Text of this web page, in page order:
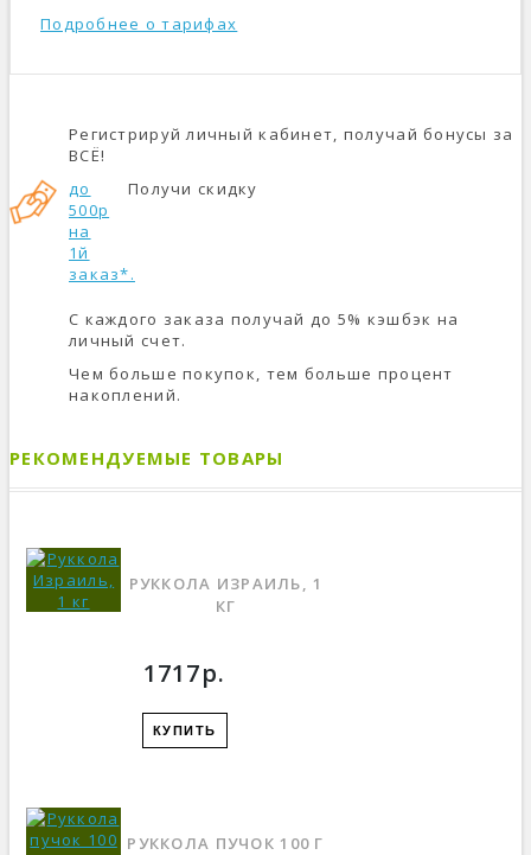
Подробнее о тарифах
Регистрируй личный кабинет, получай бонусы за
ВСЁ!
Получи скидку
до
500р
на
1й
заказ*.
С каждого заказа получай до 5% кэшбэк на
личный счет.
Чем больше покупок, тем больше процент
накоплений.
РЕКОМЕНДУЕМЫЕ ТОВАРЫ
РУККОЛА ИЗРАИЛЬ, 1
КГ
1717р.
КУПИТЬ
РУККОЛА ПУЧОК 100 Г